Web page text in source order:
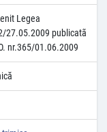
Legea
27.05.2009 publicatã
nr.365/01.06.2009